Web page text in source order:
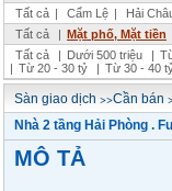
Tất cả | Cẩm Lệ | Hải
Tất cả
| Mặt phố, Mặt tiền
Tất cả
| Dưới 500 triệu |
| Từ 20 - 30 tỷ | Từ 30 - 40
Sàn giao dịch >>Cần bán
Nhà 2 tầng Hải Phòng .
MÔ TẢ